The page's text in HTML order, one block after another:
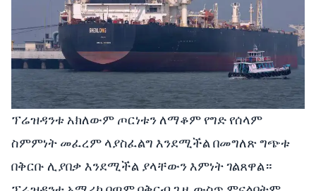
ፕሬዝዳንቱ አክለውም ጦርነቱን ለማቆም የግድ የሰላም
ስምምነት መፈረም ላያስፈልግ እንደሚችል በመግለጽ ግጭቱ
በቅርቡ ሊያበቃ እንደሚችል ያላቸውን እምነት ገልጸዋል።